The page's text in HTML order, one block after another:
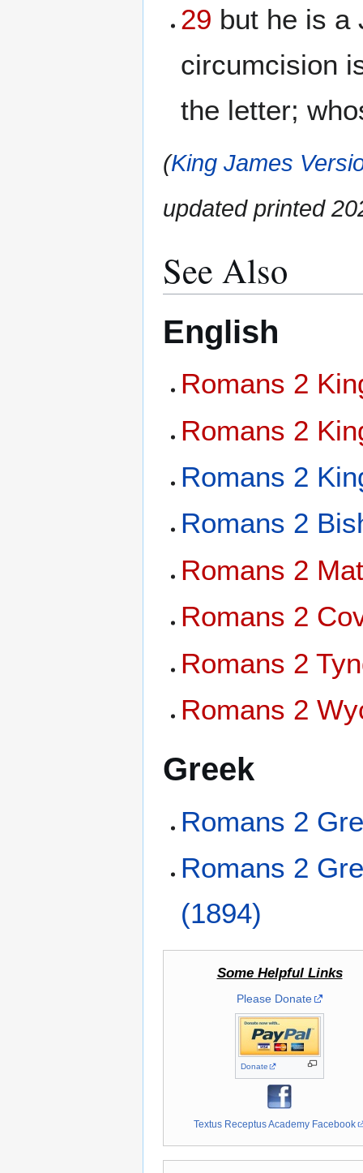
29 but he is a
circumcision
the letter;
(King James
updated printed
See Also
English
Romans 2
Romans 2
Romans 2
Romans 2
Romans 2
Romans 2
Romans 2
Romans 2
Greek
Romans 2
Romans 2
(1894)
Some Helpful Links
Please Donate
Donate
Textus Receptus Academy Facebook